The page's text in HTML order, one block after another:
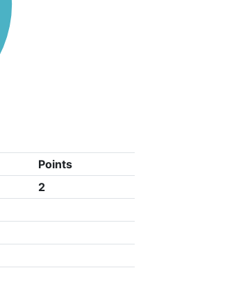
Points
2